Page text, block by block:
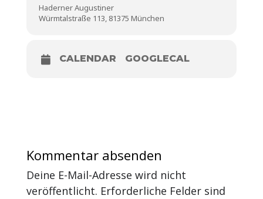
Haderner Augustiner
Würmtalstraße 113, 81375 München
CALENDAR GOOGLECAL
Kommentar absenden
Deine E-Mail-Adresse wird nicht
veröffentlicht. Erforderliche Felder sind